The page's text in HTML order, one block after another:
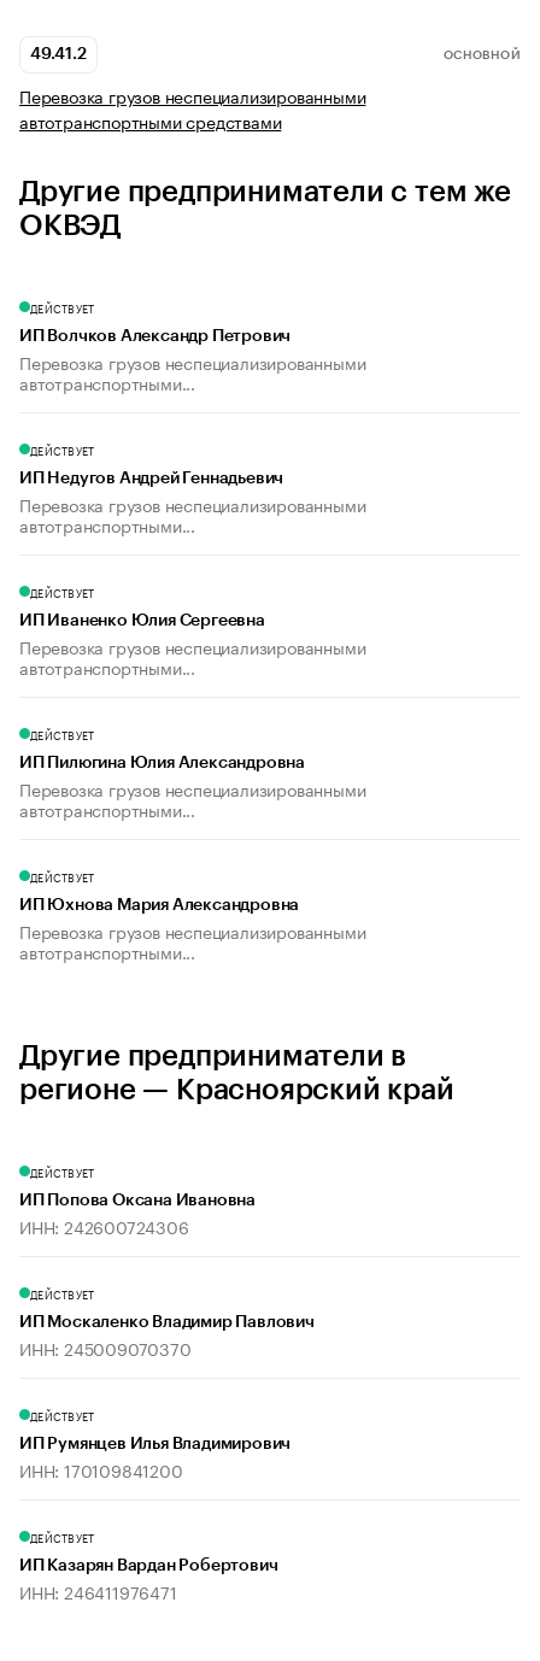
49.41.2 ОСНОВНОЙ
Перевозка грузов неспециализированными
автотранспортными средствами
Другие предприниматели с тем же
ОКВЭД
ДЕЙСТВУЕТ
ИП Волчков Александр Петрович
Перевозка грузов неспециализированными
автотранспортными...
ДЕЙСТВУЕТ
ИП Недугов Андрей Геннадьевич
Перевозка грузов неспециализированными
автотранспортными...
ДЕЙСТВУЕТ
ИП Иваненко Юлия Сергеевна
Перевозка грузов неспециализированными
автотранспортными...
ДЕЙСТВУЕТ
ИП Пилюгина Юлия Александровна
Перевозка грузов неспециализированными
автотранспортными...
ДЕЙСТВУЕТ
ИП Юхнова Мария Александровна
Перевозка грузов неспециализированными
автотранспортными...
Другие предприниматели в
регионе — Красноярский край
ДЕЙСТВУЕТ
ИП Попова Оксана Ивановна
ИНН: 242600724306
ДЕЙСТВУЕТ
ИП Москаленко Владимир Павлович
ИНН: 245009070370
ДЕЙСТВУЕТ
ИП Румянцев Илья Владимирович
ИНН: 170109841200
ДЕЙСТВУЕТ
ИП Казарян Вардан Робертович
ИНН: 246411976471